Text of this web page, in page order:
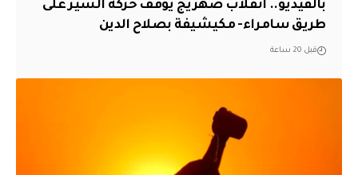
بالفيديو.. انقلاب صهريج يوقف حركة السير على
طريق سامراء- مكيشيفة بصلاح الدين
قبل 20 ساعة